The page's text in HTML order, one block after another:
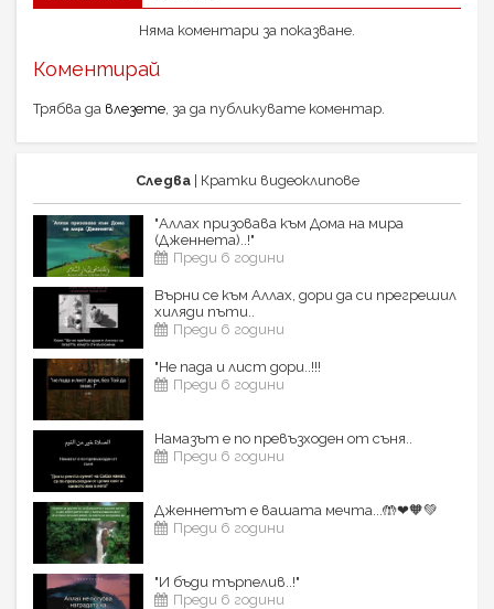
Няма коментари за показване.
Коментирай
Трябва да влезете, за да публикувате коментар.
Следва| Кратки видеоклипове
"Аллах призовава към Дома на мира
(Дженнета)..!"
Преди 6 години
Върни се към Аллах, дори да си прегрешил
хиляди пъти..
Преди 6 години
"Не пада и лист дори..!!!
Преди 6 години
Намазът е по превъзходен от съня..
Преди 6 години
Дженнетът е вашата мечта...🤲❤🧡💚
Преди 6 години
"И бъди търпелив..!"
Преди 6 години